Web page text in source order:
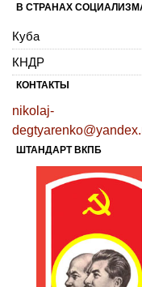
В СТРАНАХ
Куба
КНДР
КОНТАКТЫ
nikolaj-
ШТАНДАРТ ВКПБ